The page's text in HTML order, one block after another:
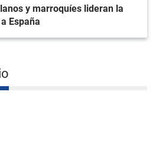
y marroquíes lideran la
España